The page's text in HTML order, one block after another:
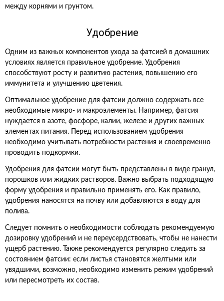
между корнями и грунтом.
Удобрение
Одним из важных компонентов ухода за фатсией в домашних
условиях является правильное удобрение. Удобрения
способствуют росту и развитию растения, повышению его
иммунитета и улучшению цветения.
Оптимальное удобрение для фатсии должно содержать все
необходимые микро- и макроэлементы. Например, фатсия
нуждается в азоте, фосфоре, калии, железе и других важных
элементах питания. Перед использованием удобрения
необходимо учитывать потребности растения и своевременно
проводить подкормки.
Удобрения для фатсии могут быть представлены в виде гранул,
порошков или жидких растворов. Важно выбрать подходящую
форму удобрения и правильно применять его. Как правило,
удобрения наносятся на почву или добавляются в воду для
полива.
Следует помнить о необходимости соблюдать рекомендуемую
дозировку удобрений и не переусердствовать, чтобы не нанести
ущерб растению. Также рекомендуется регулярно следить за
состоянием фатсии: если листья становятся желтыми или
увядшими, возможно, необходимо изменить режим удобрений
или пересмотреть их состав.